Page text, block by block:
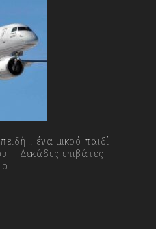
ένα μικρό παιδί
– Δεκάδες επιβάτες